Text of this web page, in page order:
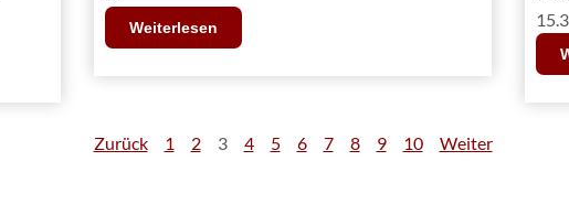
Weiterlesen
Zurück 1 2 3 4 5 6 7 8 9 10 Weiter